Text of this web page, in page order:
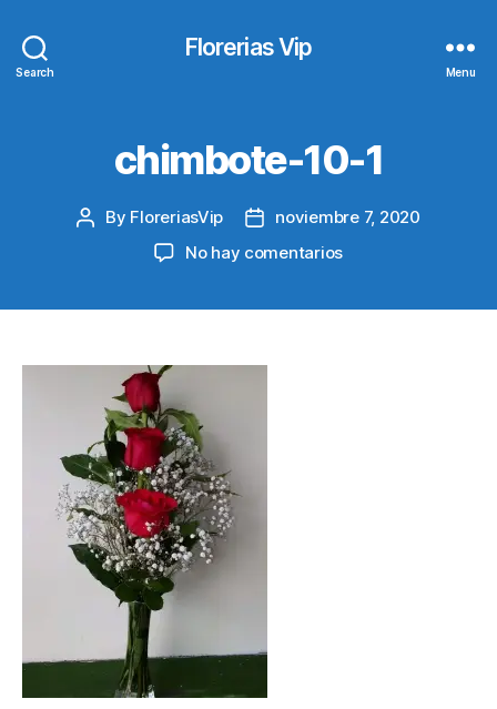
Search
Florerias Vip
Menu
chimbote-10-1
Post
By FloreriasVip
Postnoviembre 7, 2020
No hay comentariosen